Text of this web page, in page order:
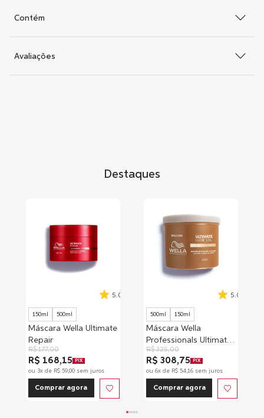
Contém
Avaliações
Destaques
5.0
150ml 500ml
Máscara Wella Ultimate
Repair
R$ 177,00
R$ 168,15 PIX
ou 3x de R$ 59,00sem juros
Comprar agora
5.0
500ml 150ml
Máscara Wella
Professionals Ultimate
Luxe Oil
R$ 325,00
R$ 308,75 PIX
ou6x de R$ 54,16 sem juros
Comprar agora